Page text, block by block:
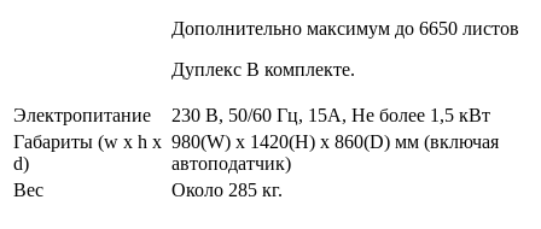
Дополнительно максимум до 6650 листов
Дуплекс В комплекте.
Электропитание
230 В, 50/60 Гц, 15А, Не более 1,5 кВт
Габариты (w x h x
d)
980(W) x 1420(H) x 860(D) мм (включая
автоподатчик)
Вес
Около 285 кг.